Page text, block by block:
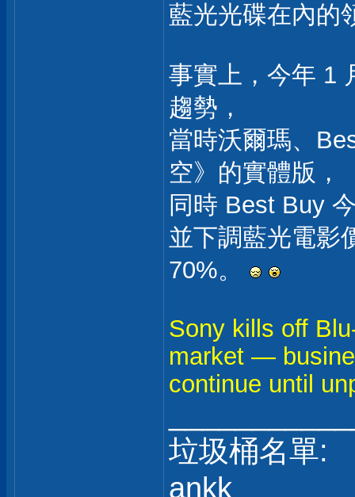
藍光光碟在內的
事實上，今年 1
趨勢，
當時沃爾瑪、
空》的實體版，
同時 Best Buy
並下調藍光電影
70%。
Sony kills off
market —
continue until
垃圾桶名單:
ankk